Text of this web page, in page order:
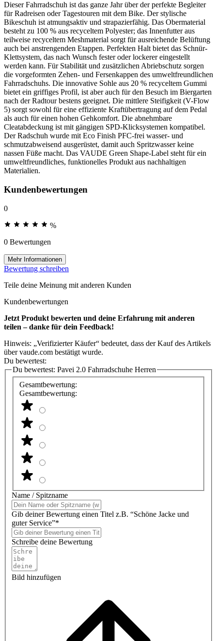
Dieser Fahrradschuh ist das ganze Jahr über der perfekte Begleiter
für Radreisen oder Tagestouren mit dem Bike. Der stylische
Bikeschuh ist atmungsaktiv und strapazierfähig. Das Obermaterial
besteht zu 100 % aus recyceltem Polyester; das Innenfutter aus
teilweise recyceltem Meshmaterial sorgt für ausreichende Belüftung
auch bei anstrengenden Etappen. Perfekten Halt bietet das Schnür-
Klettsystem, das nach Wunsch fester oder lockerer eingestellt
werden kann. Für Stabilität und zusätzlichen Abriebschutz sorgen
die vorgeformten Zehen- und Fersenkappen des umweltfreundlichen
Fahrradschuhs. Die innovative Sohle aus 20 % recyceltem Gummi
bietet ein griffiges Profil, ist aber auch für den Besuch im Biergarten
nach der Radtour bestens geeignet. Die mittlere Steifigkeit (V-Flow
5) sorgt sowohl für eine effiziente Kraftübertragung auf dem Pedal
als auch für einen hohen Gehkomfort. Die abnehmbare
Cleatabdeckung ist mit gängigen SPD-Klicksystemen kompatibel.
Der Radschuh wurde mit Eco Finish PFC-frei wasser- und
schmutzabweisend ausgerüstet, damit auch Spritzwasser keine
nassen Füße macht. Das VAUDE Green Shape-Label steht für ein
umweltfreundliches, funktionelles Produkt aus nachhaltigen
Materialien.
Kundenbewertungen
0
%
0 Bewertungen
Mehr Informationen
Bewertung schreiben
Teile deine Meinung mit anderen Kunden
Kundenbewertungen
Jetzt Produkt bewerten und deine Erfahrung mit anderen
teilen – danke für dein Feedback!
Hinweis: „Verifizierter Käufer“ bedeutet, dass der Kauf des Artikels
über vaude.com bestätigt wurde.
Du bewertest:
Du bewertest: Pavei 2.0 Fahrradschuhe Herren
Gesamtbewertung:
Gesamtbewertung:
Name / Spitzname
Gib deiner Bewertung einen Titel z.B. “Schöne Jacke und
guter Service”*
Schreibe deine Bewertung
Bild hinzufügen